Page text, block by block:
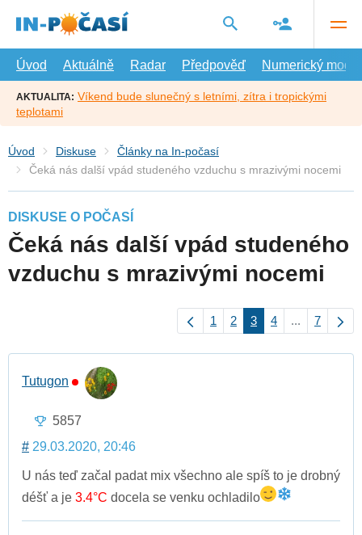
hlavní
Úvod
Aktuálně Radar Předpověď Numerický model
AKTUALITA: Víkend bude slunečný s letními, zítra i tropickými
teplotami
Úvod Diskuse
Články na In-počasí
Čeká nás další vpád studeného vzduchu s mrazivými nocemi
DISKUSE O POČASÍ
Čeká nás další vpád studeného
vzduchu s mrazivými nocemi
1 2 3 4 ... 7
Tutugon
5857
# 29.03.2020, 20:46
U nás teď začal padat mix všechno ale spíš to je drobný
déšť a je 3.4°C docela se venku ochladilo